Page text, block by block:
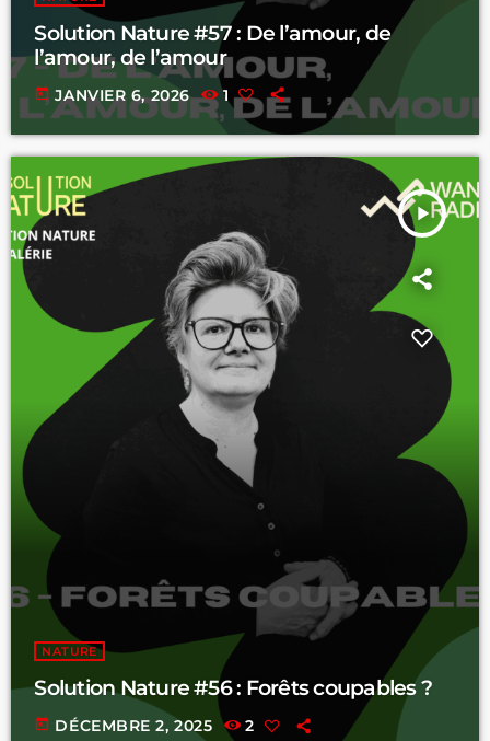
Solution Nature #57 : De l’amour, de
l’amour, de l’amour
today JANVIER 6, 2026 1
play_arrow
NATURE
Solution Nature #56 : Forêts coupables ?
today DÉCEMBRE 2, 2025 2